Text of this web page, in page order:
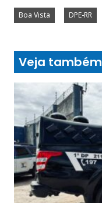
Boa Vista DPE-RR
Veja também